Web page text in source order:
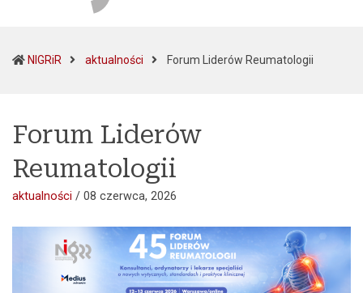
NIGRiR aktualności Forum Liderów Reumatologii
Forum Liderów
Reumatologii
aktualności / 08 czerwca, 2026